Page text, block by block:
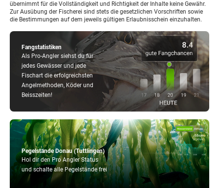
Pegelstände Donau (Tuttlingen)
Hol dir den Pro Angler Status
und schalte alle Pegelstände frei
Fangstatistiken
Als Pro-Angler siehst du für
jedes Gewässer und jede
Fischart die erfolgreichsten
Angelmethoden, Köder und
Beisszeiten!
übernimmt für die Vollständigkeit und Richtigkeit der Inhalte keine Gewähr.
Zur Ausübung der Fischerei sind stets die gesetzlichen Vorschriften sowie
die Bestimmungen auf dem jeweils gültigen Erlaubnisschein einzuhalten.